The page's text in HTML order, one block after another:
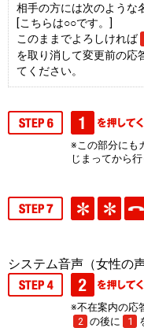
相手の方には次のような
[こちらは○○です。]
このままでよろしければ
を取り消して変更前の応
てください。
※この部分にも
じまってから行
システム音声（女性の
※不在案内の応
2 の後に 1